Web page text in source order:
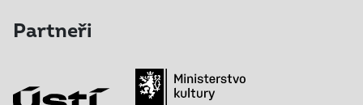
Partneři